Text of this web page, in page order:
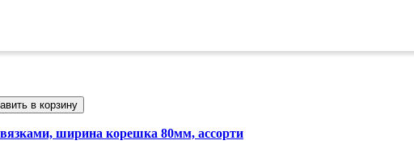
в корзину
ширина корешка 80мм, ассорти